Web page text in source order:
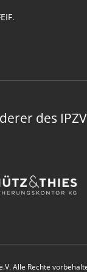
des
Alle Rechte